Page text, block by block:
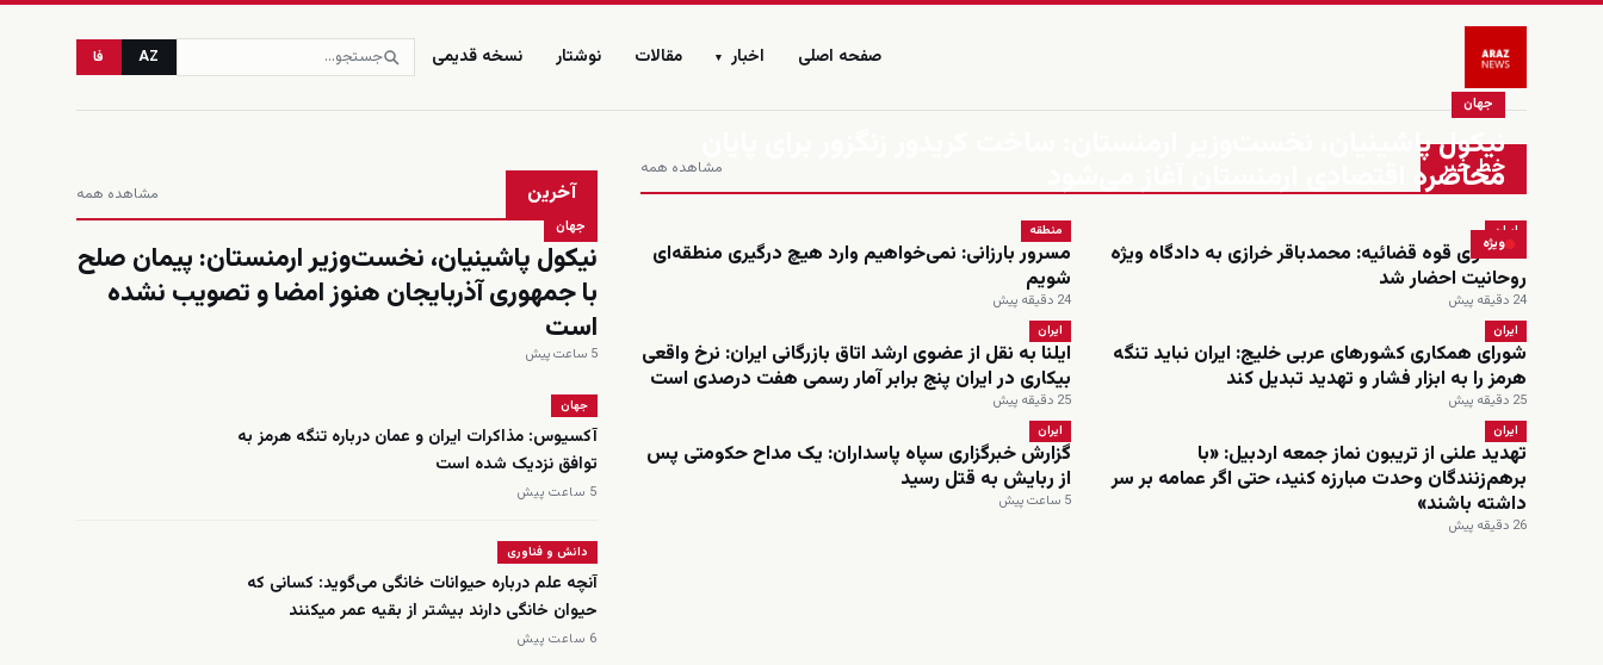
صفحه اصلی اخبار ▾ مقالات نوشتار نسخه قدیمی AZ فا
زنده خط خبر مشاهده همه
ویژه
جهان
نیکول پاشینیان، نخست‌وزیر ارمنستان: ساخت کریدور زنگزور برای پایان
محاصره اقتصادی ارمنستان آغاز می‌شود
ایران
سخنگوی قوه قضائیه: محمدباقر خرازی به دادگاه ویژه
روحانیت احضار شد
24 دقیقه پیش
منطقه
مسرور بارزانی: نمی‌خواهیم وارد هیچ درگیری منطقه‌ای
شویم
24 دقیقه پیش
ایران
شورای همکاری کشورهای عربی خلیج: ایران نباید تنگه
هرمز را به ابزار فشار و تهدید تبدیل کند
25 دقیقه پیش
ایران
ایلنا به نقل از عضوی ارشد اتاق بازرگانی ایران: نرخ واقعی
بیکاری در ایران پنج برابر آمار رسمی هفت درصدی است
25 دقیقه پیش
ایران
تهدید علنی از تریبون نماز جمعه اردبیل: «با
برهم‌زنندگان وحدت مبارزه کنید، حتی اگر عمامه بر سر
داشته باشند»
26 دقیقه پیش
ایران
گزارش خبرگزاری سپاه پاسداران: یک مداح حکومتی پس
از ربایش به قتل رسید
5 ساعت پیش
آخرین مشاهده همه
جهان
نیکول پاشینیان، نخست‌وزیر ارمنستان: پیمان صلح
با جمهوری آذربایجان هنوز امضا و تصویب نشده
است
5 ساعت پیش
جهان
آکسیوس: مذاکرات ایران و عمان درباره تنگه هرمز به
توافق نزدیک شده است
5 ساعت پیش
دانش و فناوری
آنچه علم درباره حیوانات خانگی می‌گوید: کسانی که
حیوان خانگی دارند بیشتر از بقیه عمر میکنند
6 ساعت پیش